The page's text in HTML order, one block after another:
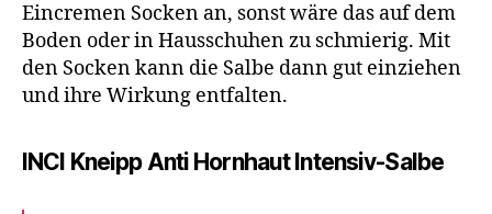
Eincremen Socken an, sonst wäre das auf dem
Boden oder in Hausschuhen zu schmierig. Mit
den Socken kann die Salbe dann gut einziehen
und ihre Wirkung entfalten.
INCI Kneipp Anti Hornhaut Intensiv-Salbe